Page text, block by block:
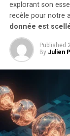
explorant son
recèle pour notre
donnée est
Published
By Julien